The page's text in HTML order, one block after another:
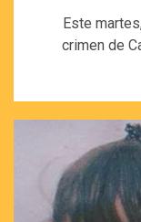
Este
crimen de